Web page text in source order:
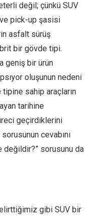
değil; çünkü SUV
pick-up şasisi
asfalt sürüş
bir gövde tipi.
geniş bir ürün
oluşunun nedeni
tipine sahip araçların
tarihine
geçirdiklerini
cevabını
değildir?” sorusunu da
gibi SUV bir